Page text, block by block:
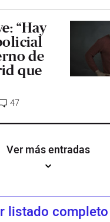
“Hay
de
que
47
Ver más entradas
listado completo